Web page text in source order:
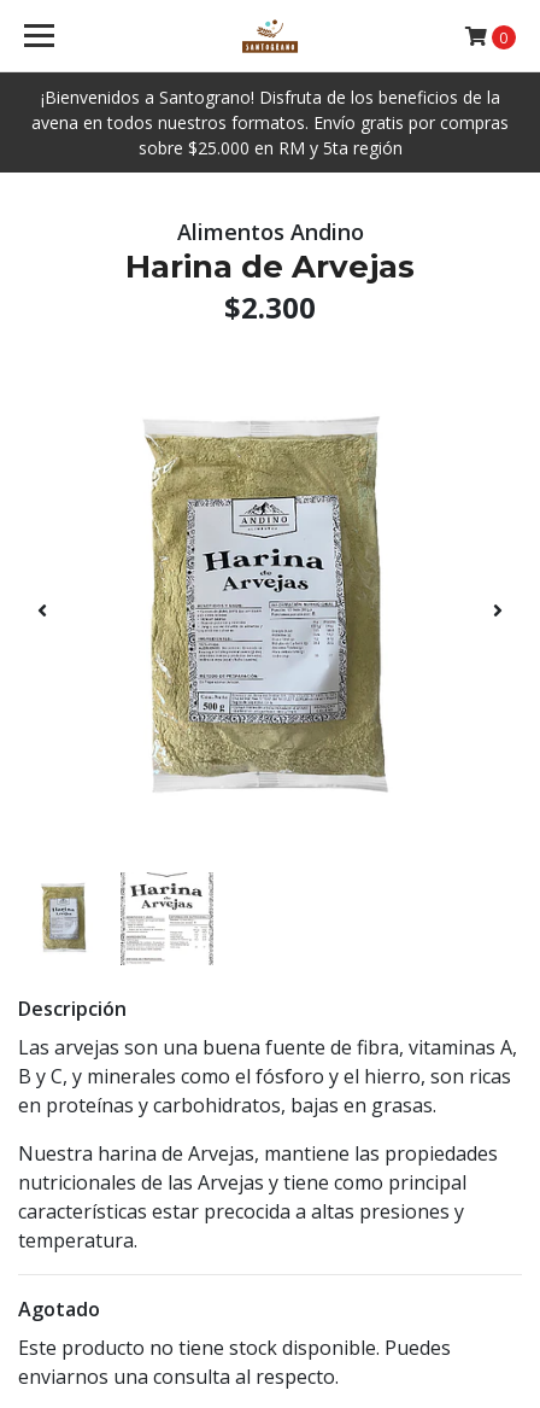
¡Bienvenidos a Santograno! Disfruta de los beneficios de la
avena en todos nuestros formatos. Envío gratis por compras
sobre $25.000 en RM y 5ta región
0
Alimentos Andino
Harina de Arvejas
$2.300
Descripción
Las arvejas son una buena fuente de fibra, vitaminas A,
B y C, y minerales como el fósforo y el hierro, son ricas
en proteínas y carbohidratos, bajas en grasas.
Nuestra harina de Arvejas, mantiene las propiedades
nutricionales de las Arvejas y tiene como principal
características estar precocida a altas presiones y
temperatura.
Agotado
Este producto no tiene stock disponible. Puedes
enviarnos una consulta al respecto.